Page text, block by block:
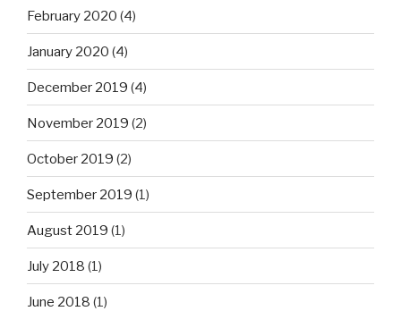
February 2020 (4)
January 2020 (4)
December 2019 (4)
November 2019 (2)
October 2019 (2)
September 2019 (1)
August 2019 (1)
July 2018 (1)
June 2018 (1)